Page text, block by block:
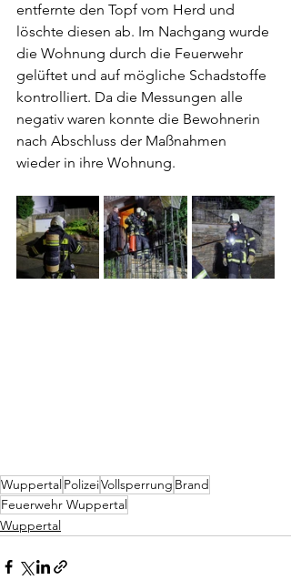
entfernte den Topf vom Herd und
löschte diesen ab. Im Nachgang wurde
die Wohnung durch die Feuerwehr
gelüftet und auf mögliche Schadstoffe
kontrolliert. Da die Messungen alle
negativ waren konnte die Bewohnerin
nach Abschluss der Maßnahmen
wieder in ihre Wohnung.
WuppertalPolizeiVollsperrung Brand
Feuerwehr Wuppertal
Wuppertal